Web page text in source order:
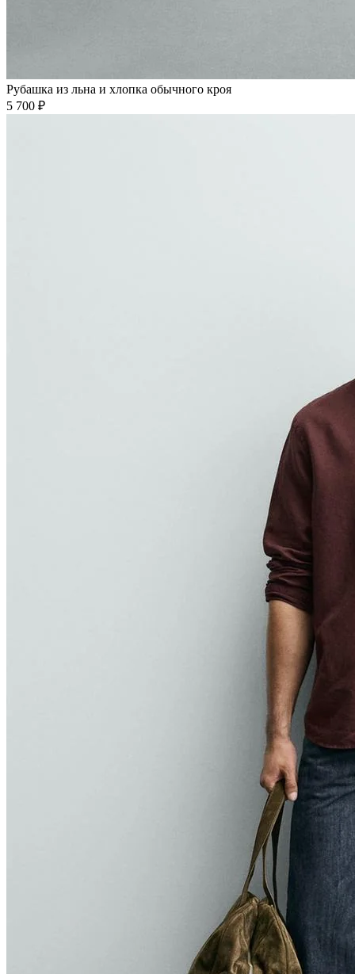
Рубашка из льна и хлопка обычного кроя
5 700 ₽